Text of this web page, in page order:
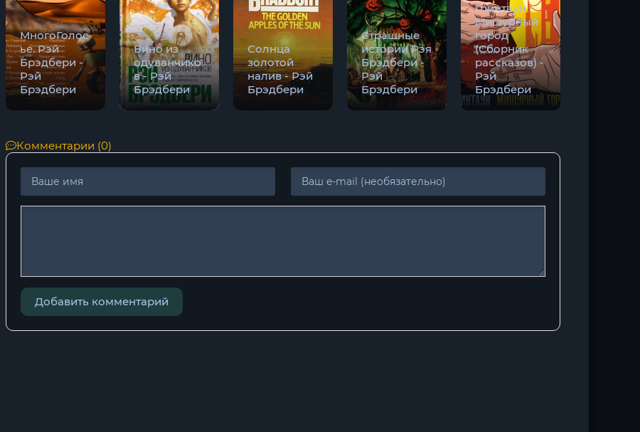
МногоГолос
ье. Рэй
Брэдбери -
Рэй
Брэдбери
Вино из
одуванчико
в - Рэй
Брэдбери
Солнца
золотой
налив - Рэй
Брэдбери
Страшные
истории Рэя
Брэдбери -
Рэй
Брэдбери
Гринтаун.
Мишурный
город
(Сборник
рассказов) -
Рэй
Брэдбери
Комментарии (0)
Добавить комментарий